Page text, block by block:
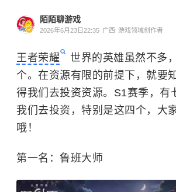
陌陌聊游戏
2026年6月23日22:35 广西 游戏领域创作者
王者荣耀
世界的英雄虽然不多
个。在资源有限的前提下，就要
得我们去投资资源。S1赛季，有
我们去投资，特别是这四个，大
哦！
第一名：鲁班大师